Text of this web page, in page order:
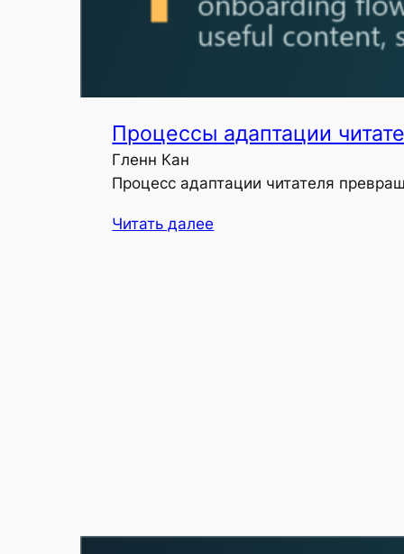
Процессы адаптации
Гленн Кан
Процесс адаптации читателя
Читать далее